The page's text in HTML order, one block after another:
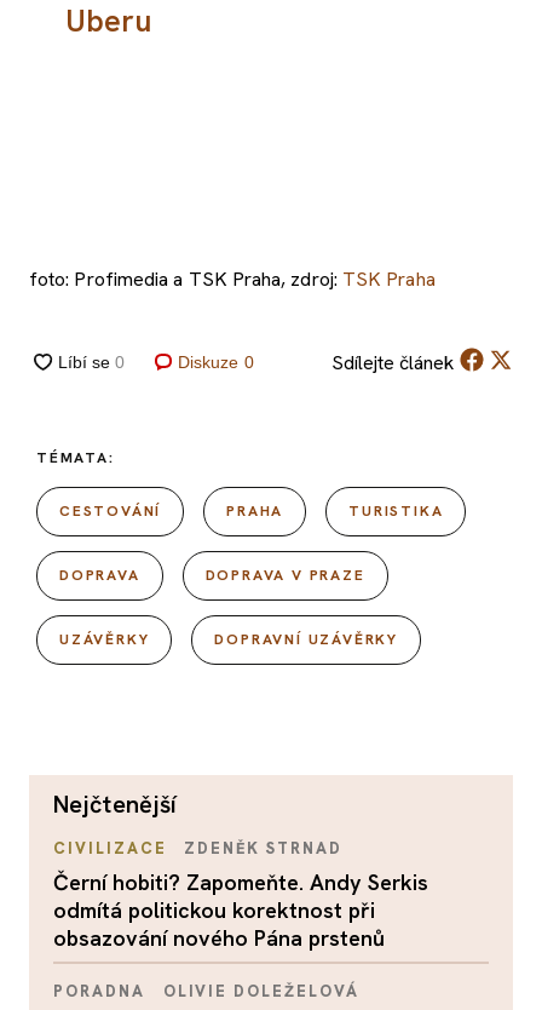
Uberu
foto: Profimedia a TSK Praha, zdroj: TSK Praha
Diskuze 0 Sdílejte článek
TÉMATA:
CESTOVÁNÍ PRAHA TURISTIKA
DOPRAVA DOPRAVA V PRAZE
UZÁVĚRKY DOPRAVNÍ UZÁVĚRKY
nejčtenější
CIVILIZACE ZDENĚK STRNAD
Černí hobiti? Zapomeňte. Andy Serkis
odmítá politickou korektnost při
obsazování nového Pána prstenů
PORADNA OLIVIE DOLEŽELOVÁ